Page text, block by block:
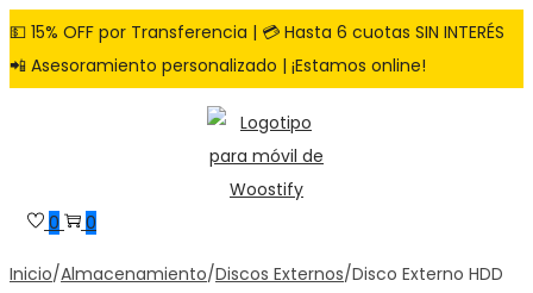
💵 15% OFF por Transferencia | 💳 Hasta 6 cuotas SIN INTERÉS
📲 Asesoramiento personalizado | ¡Estamos online!
navegación
0
0
Inicio/Almacenamiento/Discos Externos/Disco Externo HDD